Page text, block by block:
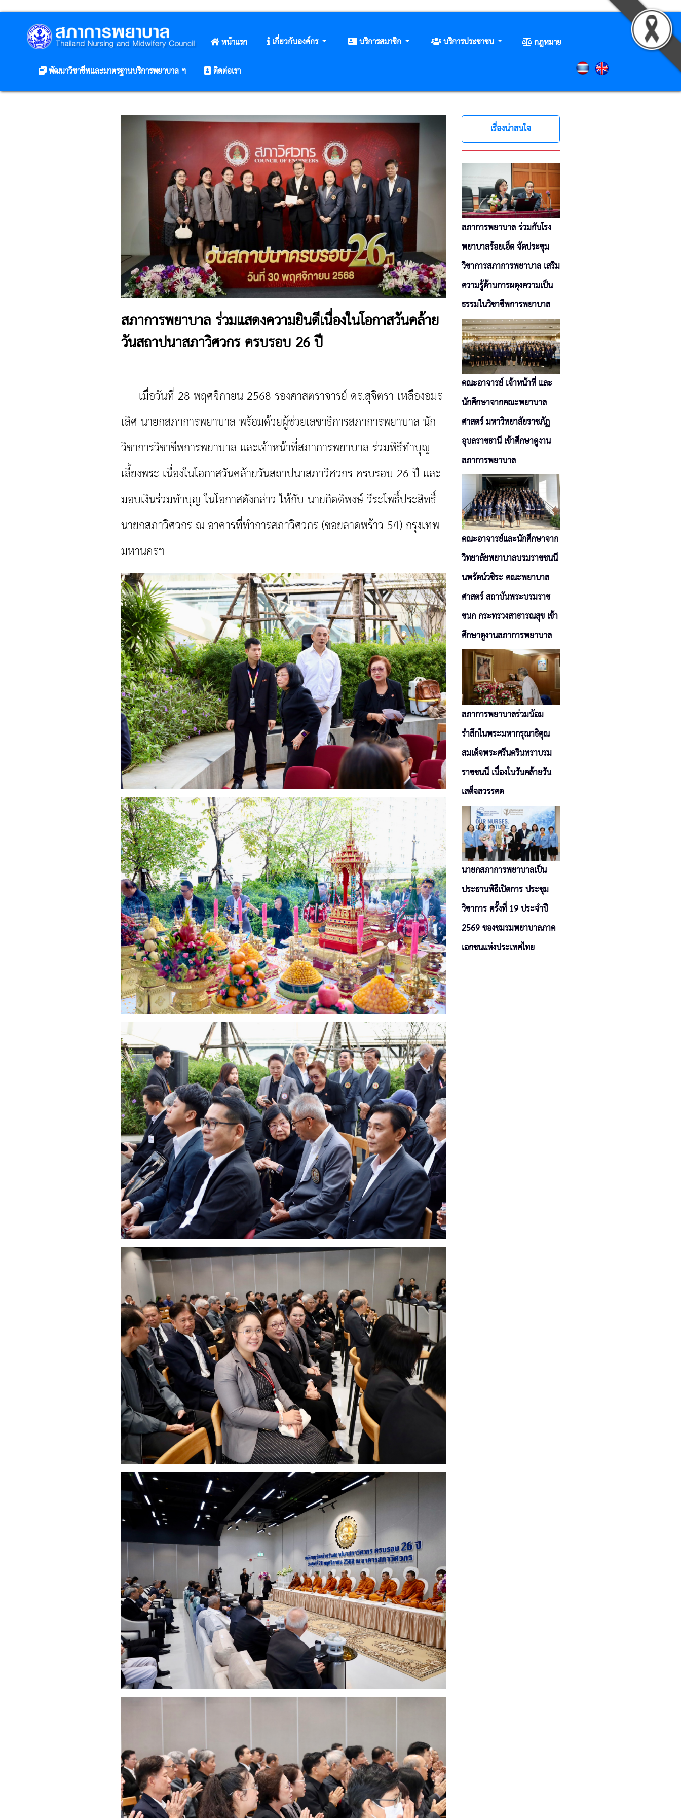
หน้าแรก เกี่ยวกับองค์กร บริการสมาชิก บริการประชาชน
กฎหมาย
พัฒนาวิชาชีพและมาตรฐานบริการพยาบาล ฯ
ติดต่อเรา
สภาการพยาบาล ร่วมแสดงความยินดีเนื่องในโอกาสวันคล้าย
วันสถาปนาสภาวิศวกร ครบรอบ 26 ปี
เมื่อวันที่ 28 พฤศจิกายน 2568 รองศาสตราจารย์ ดร.สุจิตรา เหลืองอมร
เลิศ นายกสภาการพยาบาล พร้อมด้วยผู้ช่วยเลขาธิการสภาการพยาบาล นัก
วิชาการวิชาชีพการพยาบาล และเจ้าหน้าที่สภาการพยาบาล ร่วมพิธีทำบุญ
เลี้ยงพระ เนื่องในโอกาสวันคล้ายวันสถาปนาสภาวิศวกร ครบรอบ 26 ปี และ
มอบเงินร่วมทำบุญ ในโอกาสดังกล่าว ให้กับ นายกิตติพงษ์ วีระโพธิ์ประสิทธิ์
นายกสภาวิศวกร ณ อาคารที่ทำการสภาวิศวกร (ซอยลาดพร้าว 54) กรุงเทพ
มหานครฯ
เรื่องน่าสนใจ
สภาการพยาบาล ร่วมกับโรง
พยาบาลร้อยเอ็ด จัดประชุม
วิชาการสภาการพยาบาล เสริม
ความรู้ด้านการผดุงความเป็น
ธรรมในวิชาชีพการพยาบาล
คณะอาจารย์ เจ้าหน้าที่ และ
นักศึกษาจากคณะพยาบาล
ศาสตร์ มหาวิทยาลัยราชภัฏ
อุบลราชธานี เข้าศึกษาดูงาน
สภาการพยาบาล
คณะอาจารย์และนักศึกษาจาก
วิทยาลัยพยาบาลบรมราชชนนี
นพรัตน์วชิระ คณะพยาบาล
ศาสตร์ สถาบันพระบรมราช
ชนก กระทรวงสาธารณสุข เข้า
ศึกษาดูงานสภาการพยาบาล
สภาการพยาบาลร่วมน้อม
รำลึกในพระมหากรุณาธิคุณ
สมเด็จพระศรีนครินทราบรม
ราชชนนี เนื่องในวันคล้ายวัน
เสด็จสวรรคต
นายกสภาการพยาบาลเป็น
ประธานพิธีเปิดการ ประชุม
วิชาการ ครั้งที่ 19 ประจำปี
2569 ของชมรมพยาบาลภาค
เอกชนแห่งประเทศไทย